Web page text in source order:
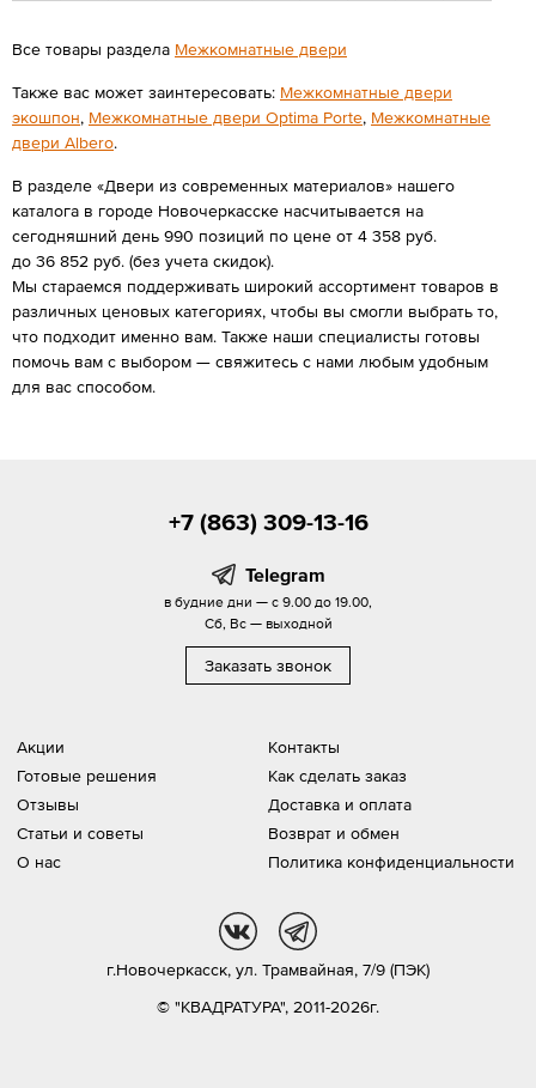
Все товары раздела Межкомнатные двери
Также вас может заинтересовать: Межкомнатные двери
экошпон, Межкомнатные двери Optima Porte, Межкомнатные
двери Albero.
В разделе «Двери из современных материалов» нашего
каталога в городе Новочеркасске насчитывается на
сегодняшний день 990 позиций по цене от 4 358 руб.
до 36 852 руб. (без учета скидок).
Мы стараемся поддерживать широкий ассортимент товаров в
различных ценовых категориях, чтобы вы смогли выбрать то,
что подходит именно вам. Также наши специалисты готовы
помочь вам с выбором — свяжитесь с нами любым удобным
для вас способом.
Акции
Готовые решения
Отзывы
Статьи и советы
О нас
Контакты
Как сделать заказ
Доставка и оплата
Возврат и обмен
Политика конфиденциальности
+7 (863) 309-13-16
Telegram
в будние дни — с 9.00 до 19.00,
Сб, Вс — выходной
Заказать звонок
© "КВАДРАТУРА", 2011-2026г.
г.Новочеркасск, ул. Трамвайная, 7/9 (ПЭК)